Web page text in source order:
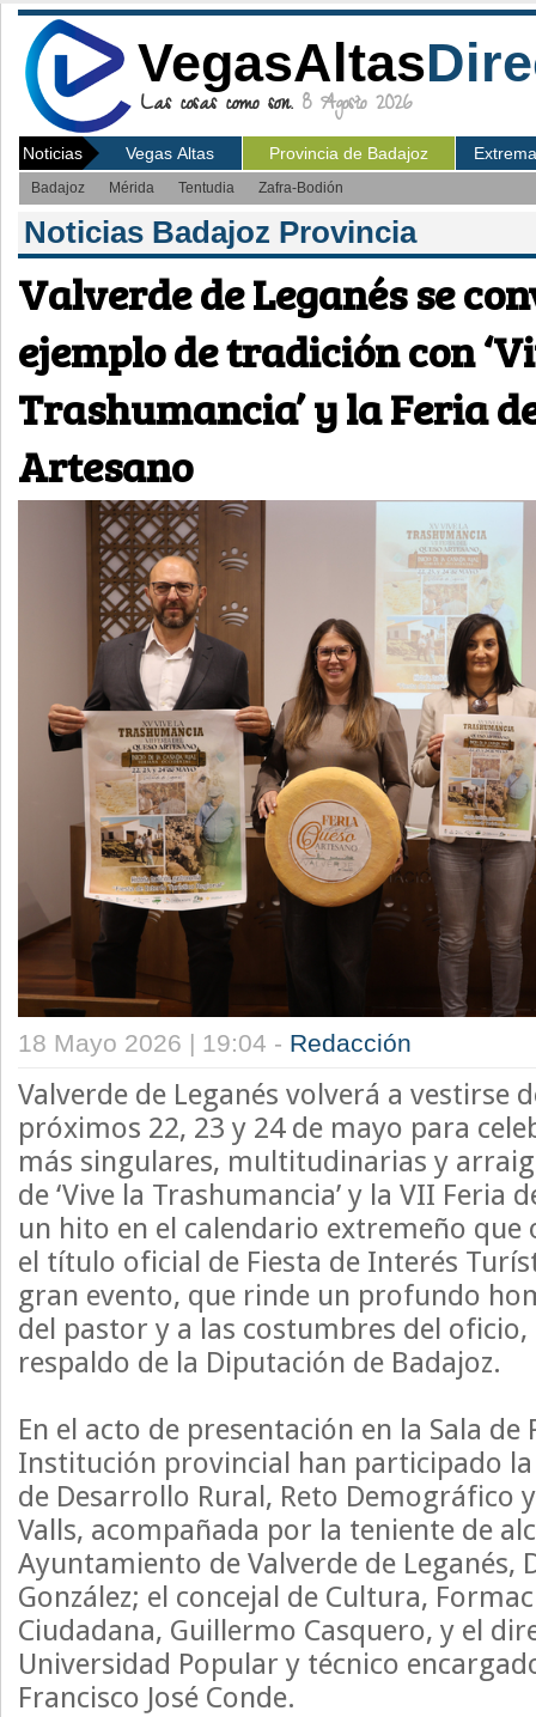
VegasAltas
Las cosas como son. 8 Agosto 2026
Noticias Vegas Altas Provincia de Badajoz
Badajoz Mérida Tentudia Zafra-Bodión
Noticias Badajoz Provincia
Valverde de Leganés se
ejemplo de tradición con
Trashumancia’ y la Feria
Artesano
18 Mayo 2026 | 19:04 - Redacción
Valverde de Leganés volverá a vestirse
próximos 22, 23 y 24 de mayo para
más singulares, multitudinarias y
de ‘Vive la Trashumancia’ y la VII Feria
un hito en el calendario extremeño
el título oficial de Fiesta de Interés
gran evento, que rinde un profundo
del pastor y a las costumbres del
respaldo de la Diputación de Badajoz.
En el acto de presentación en la Sala de
Institución provincial han participado
de Desarrollo Rural, Reto Demográfico
Valls, acompañada por la teniente de
Ayuntamiento de Valverde de Leganés,
González; el concejal de Cultura,
Ciudadana, Guillermo Casquero, y el
Universidad Popular y técnico
Francisco José Conde.